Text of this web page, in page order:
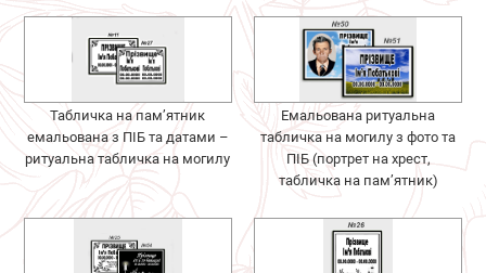
Табличка на пам’ятник
емальована з ПІБ та датами –
ритуальна табличка на могилу
Емальована ритуальна
табличка на могилу з фото та
ПІБ (портрет на хрест,
табличка на пам’ятник)